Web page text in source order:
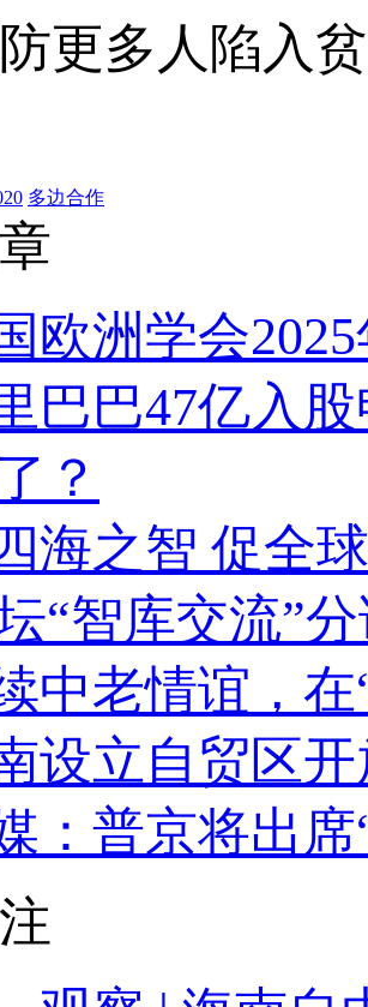
更多人陷入
多边合作
欧洲学会
巴巴47亿入
？
海之智 促全
“智库交流”
中老情谊，
设立自贸区
：普京将出